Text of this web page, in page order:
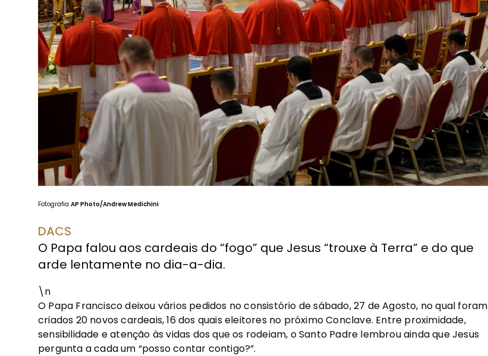
Fotografia AP Photo/Andrew Medichini
DACS
O Papa falou aos cardeais do “fogo” que Jesus “trouxe à Terra” e do que
arde lentamente no dia-a-dia.
\n
O Papa Francisco deixou vários pedidos no consistório de sábado, 27 de Agosto, no qual foram
criados 20 novos cardeais, 16 dos quais eleitores no próximo Conclave. Entre proximidade,
sensibilidade e atenção às vidas dos que os rodeiam, o Santo Padre lembrou ainda que Jesus
pergunta a cada um “posso contar contigo?”.